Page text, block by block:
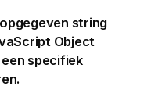
string
Object
specifiek